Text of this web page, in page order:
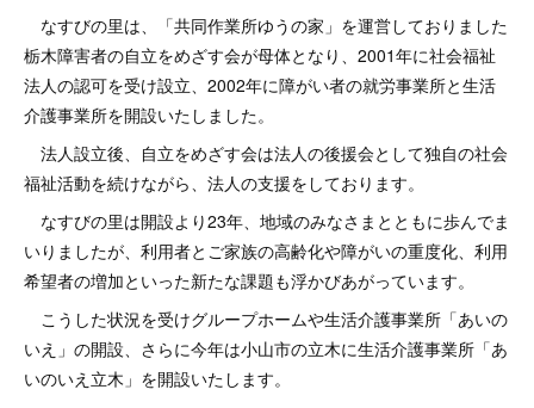
なすびの里は、「共同作業所ゆうの家」を運営しておりました
栃木障害者の自立をめざす会が母体となり、2001年に社会福祉
法人の認可を受け設立、2002年に障がい者の就労事業所と生活
介護事業所を開設いたしました。
法人設立後、自立をめざす会は法人の後援会として独自の社会
福祉活動を続けながら、法人の支援をしております。
なすびの里は開設より23年、地域のみなさまとともに歩んでま
いりましたが、利用者とご家族の高齢化や障がいの重度化、利用
希望者の増加といった新たな課題も浮かびあがっています。
こうした状況を受けグループホームや生活介護事業所「あいの
いえ」の開設、さらに今年は小山市の立木に生活介護事業所「あ
いのいえ立木」を開設いたします。